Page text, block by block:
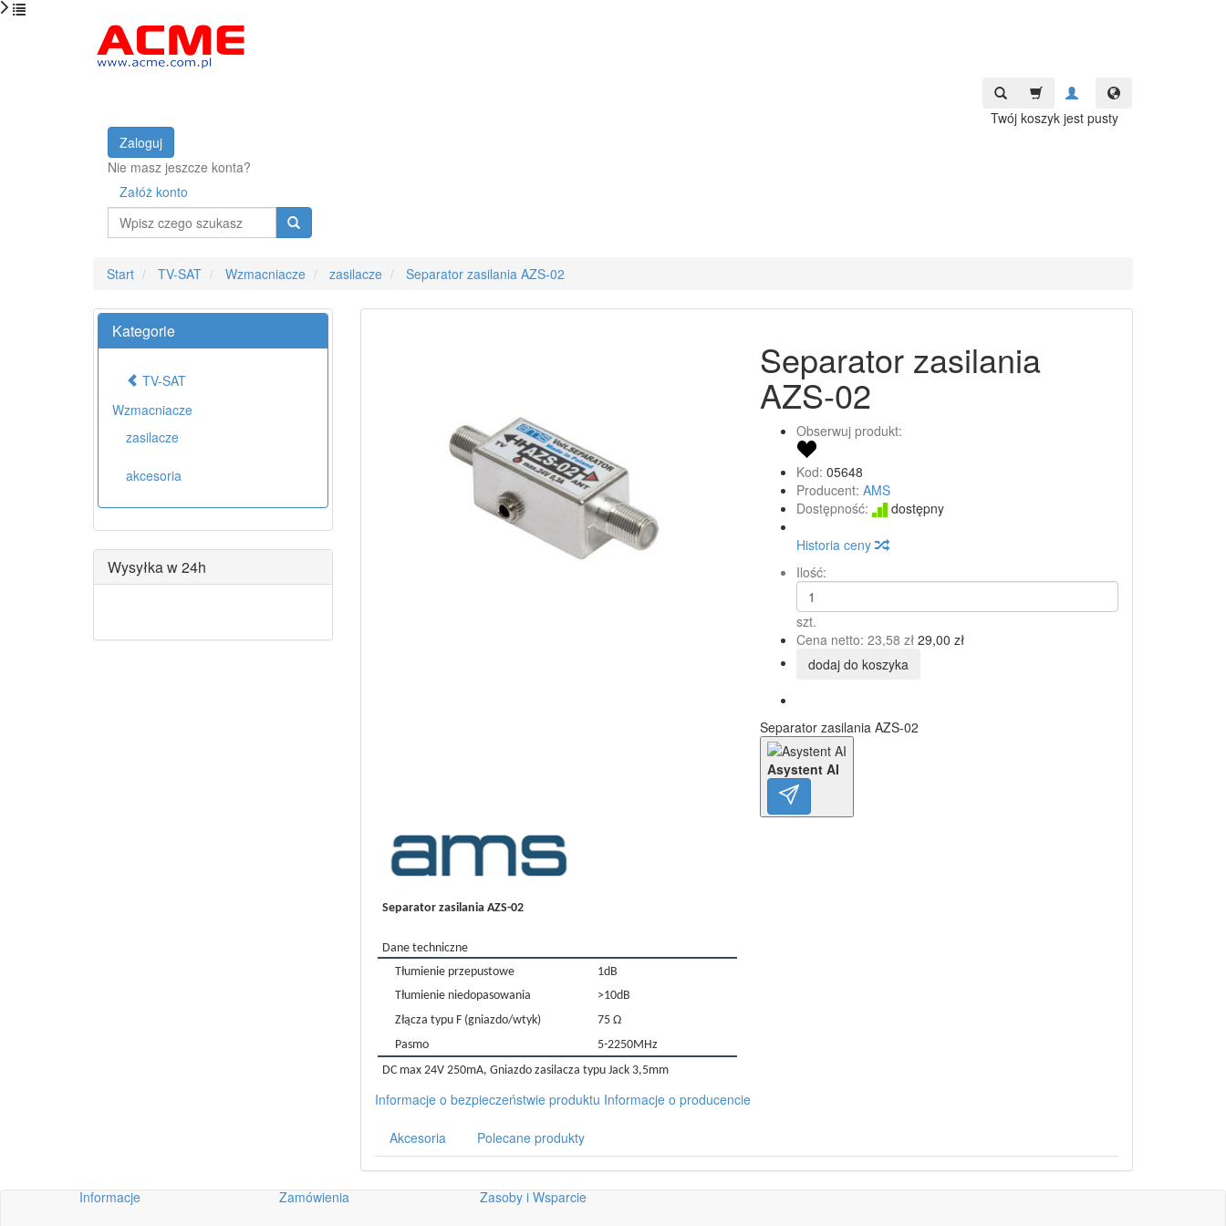
Twój koszyk jest pusty
Zaloguj
Nie masz jeszcze konta?
Załóż konto
Wyszukaj
Start TV-SAT Wzmacniacze zasilacze Separator zasilania AZS-02
Separator zasilania
AZS-02
Obserwuj produkt:
Kod: 05648
Producent: AMS
Dostępność:
dostępny
Historia ceny
Ilość:
szt.
Cena netto:23,58 zł 29,00 zł
dodaj do koszyka
Separator zasilania AZS-02
Asystent AI
Separator zasilania AZS-02
Dane techniczne
Tłumienie przepustowe
1dB
Tłumienie niedopasowania
>10dB
Złącza typu F (gniazdo/wtyk)
75 Ω
Pasmo
5-2250MHz
DC max 24V 250mA, Gniazdo zasilacza typu Jack 3,5mm
Informacje o bezpieczeństwie produktu Informacje o producencie
Akcesoria Polecane produkty
Kategorie
TV-SAT
Wzmacniacze
zasilacze
akcesoria
Wysyłka w 24h
Informacje Zamówienia Zasoby i Wsparcie